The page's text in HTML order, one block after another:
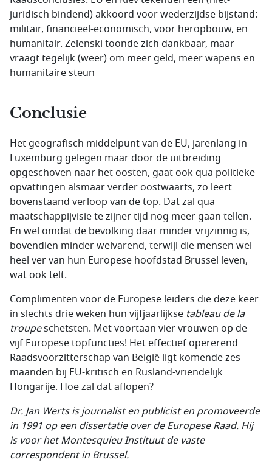
juridisch bindend) akkoord voor wederzijdse bijstand:
militair, financieel-economisch, voor heropbouw, en
humanitair. Zelenski toonde zich dankbaar, maar
vraagt tegelijk (weer) om meer geld, meer wapens en
humanitaire steun
Conclusie
Het geografisch middelpunt van de EU, jarenlang in
Luxemburg gelegen maar door de uitbreiding
opgeschoven naar het oosten, gaat ook qua politieke
opvattingen alsmaar verder oostwaarts, zo leert
bovenstaand verloop van de top. Dat zal qua
maatschappijvisie te zijner tijd nog meer gaan tellen.
En wel omdat de bevolking daar minder vrijzinnig is,
bovendien minder welvarend, terwijl die mensen wel
heel ver van hun Europese hoofdstad Brussel leven,
wat ook telt.
Complimenten voor de Europese leiders die deze keer
in slechts drie weken hun vijfjaarlijkse tableau de la
troupeschetsten. Met voortaan vier vrouwen op de
vijf Europese topfuncties! Het effectief opererend
Raadsvoorzitterschap van België ligt komende zes
maanden bij EU-kritisch en Rusland-vriendelijk
Hongarije. Hoe zal dat aflopen?
Dr. Jan Werts is journalist en publicist en promoveerde
in 1991 op een dissertatie over de Europese Raad. Hij
is voor het Montesquieu Instituut de vaste
correspondent in Brussel.